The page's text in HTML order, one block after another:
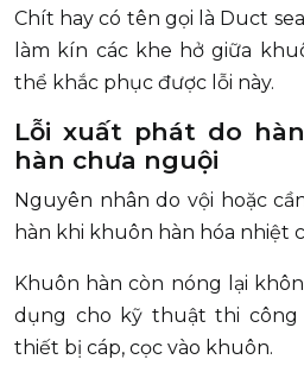
Chít hay có tên gọi là Duct
làm kín các khe hở giữa
thể khắc phục được lỗi này.
Lỗi xuất phát do
hàn chưa nguội
Nguyên nhân do vội hoặc
hàn khi khuôn hàn hóa nhiệt
Khuôn hàn còn nóng lại
dụng cho kỹ thuật thi công
thiết bị cáp, cọc vào khuôn.